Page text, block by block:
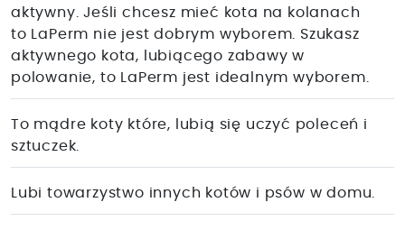
aktywny. Jeśli chcesz mieć kota na kolanach
to LaPerm nie jest dobrym wyborem. Szukasz
aktywnego kota, lubiącego zabawy w
polowanie, to LaPerm jest idealnym wyborem.
To mądre koty które, lubią się uczyć poleceń i
sztuczek.
Lubi towarzystwo innych kotów i psów w domu.